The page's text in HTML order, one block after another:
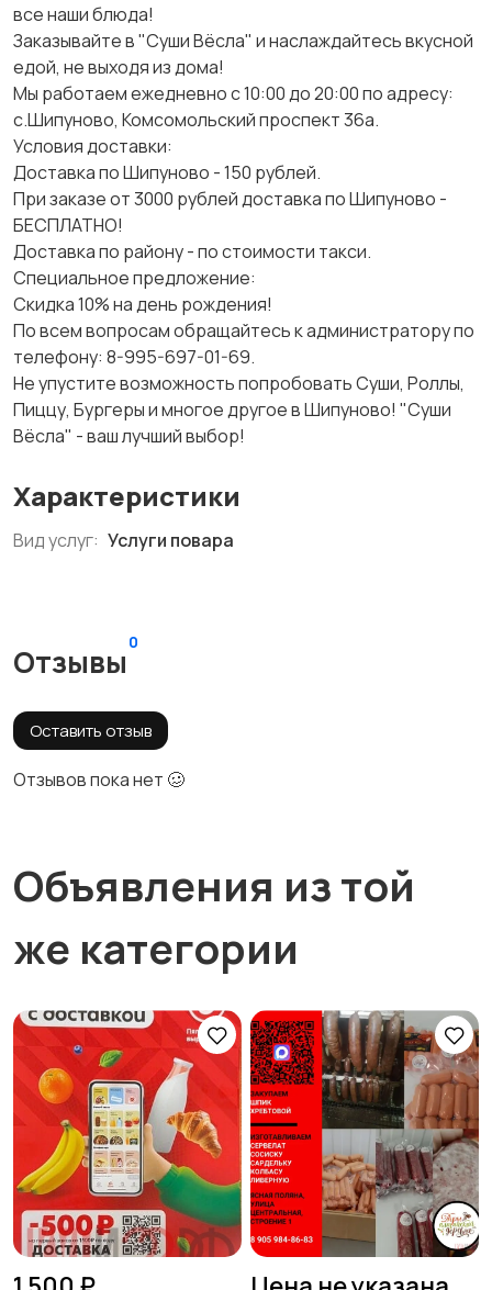
все наши блюда!
Заказывайте в "Суши Вёсла" и наслаждайтесь вкусной
едой, не выходя из дома!
Мы работаем ежедневно с 10:00 до 20:00 по адресу:
с.Шипуново, Комсомольский проспект 36а.
Условия доставки:
Доставка по Шипуново - 150 рублей.
При заказе от 3000 рублей доставка по Шипуново -
БЕСПЛАТНО!
Доставка по району - по стоимости такси.
Специальное предложение:
Скидка 10% на день рождения!
По всем вопросам обращайтесь к администратору по
телефону: 8-995-697-01-69.
Не упустите возможность попробовать Суши, Роллы,
Пиццу, Бургеры и многое другое в Шипуново! "Суши
Вёсла" - ваш лучший выбор!
Характеристики
Вид услуг: Услуги повара
Отзывы
0
Оставить отзыв
Отзывов пока нет 🥴
Объявления из той
же категории